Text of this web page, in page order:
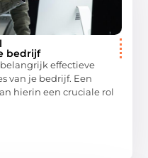
bedrijf
effectieve
van je bedrijf. Een
hierin een cruciale rol